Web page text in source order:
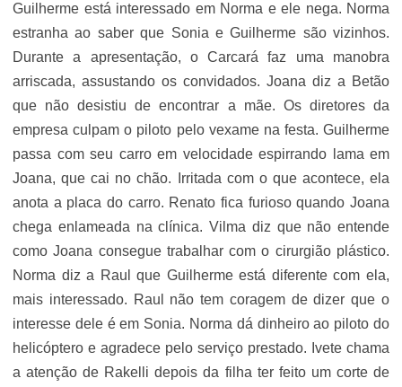
Guilherme está interessado em Norma e ele nega. Norma
estranha ao saber que Sonia e Guilherme são vizinhos.
Durante a apresentação, o Carcará faz uma manobra
arriscada, assustando os convidados. Joana diz a Betão
que não desistiu de encontrar a mãe. Os diretores da
empresa culpam o piloto pelo vexame na festa. Guilherme
passa com seu carro em velocidade espirrando lama em
Joana, que cai no chão. Irritada com o que acontece, ela
anota a placa do carro. Renato fica furioso quando Joana
chega enlameada na clínica. Vilma diz que não entende
como Joana consegue trabalhar com o cirurgião plástico.
Norma diz a Raul que Guilherme está diferente com ela,
mais interessado. Raul não tem coragem de dizer que o
interesse dele é em Sonia. Norma dá dinheiro ao piloto do
helicóptero e agradece pelo serviço prestado. Ivete chama
a atenção de Rakelli depois da filha ter feito um corte de